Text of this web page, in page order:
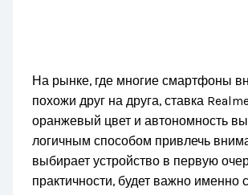
На рынке, где многие смартфоны
похожи друг на друга, ставка
оранжевый цвет и автономность
логичным способом привлечь
выбирает устройство в первую
практичности, будет важно именно